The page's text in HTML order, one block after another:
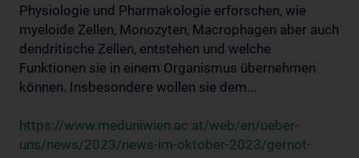
Physiologie und Pharmakologie erforschen, wie
myeloide Zellen, Monozyten, Macrophagen aber auch
dendritische Zellen, entstehen und welche
Funktionen sie in einem Organismus übernehmen
können. Insbesondere wollen sie dem...
https://www.meduniwien.ac.at/web/en/ueber-
uns/news/2023/news-im-oktober-2023/gernot-